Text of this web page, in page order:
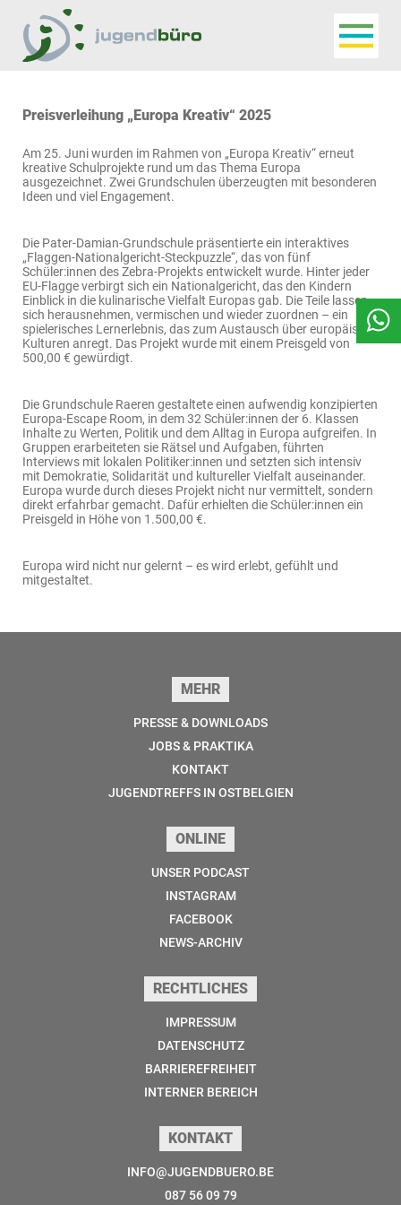
Preisverleihung „Europa Kreativ“ 2025
Am 25. Juni wurden im Rahmen von „Europa Kreativ“ erneut
kreative Schulprojekte rund um das Thema Europa
ausgezeichnet. Zwei Grundschulen überzeugten mit besonderen
Ideen und viel Engagement.
Die Pater-Damian-Grundschule präsentierte ein interaktives
„Flaggen-Nationalgericht-Steckpuzzle“, das von fünf
Schüler:innen des Zebra-Projekts entwickelt wurde. Hinter jeder
EU-Flagge verbirgt sich ein Nationalgericht, das den Kindern
Einblick in die kulinarische Vielfalt Europas gab. Die Teile lassen
sich herausnehmen, vermischen und wieder zuordnen – ein
spielerisches Lernerlebnis, das zum Austausch über europäische
Kulturen anregt. Das Projekt wurde mit einem Preisgeld von
500,00 € gewürdigt.
Die Grundschule Raeren gestaltete einen aufwendig konzipierten
Europa-Escape Room, in dem 32 Schüler:innen der 6. Klassen
Inhalte zu Werten, Politik und dem Alltag in Europa aufgreifen. In
Gruppen erarbeiteten sie Rätsel und Aufgaben, führten
Interviews mit lokalen Politiker:innen und setzten sich intensiv
mit Demokratie, Solidarität und kultureller Vielfalt auseinander.
Europa wurde durch dieses Projekt nicht nur vermittelt, sondern
direkt erfahrbar gemacht. Dafür erhielten die Schüler:innen ein
Preisgeld in Höhe von 1.500,00 €.
Europa wird nicht nur gelernt – es wird erlebt, gefühlt und
mitgestaltet.
MEHR
PRESSE & DOWNLOADS
JOBS & PRAKTIKA
KONTAKT
JUGENDTREFFS IN OSTBELGIEN
ONLINE
UNSER PODCAST
INSTAGRAM
FACEBOOK
NEWS-ARCHIV
RECHTLICHES
IMPRESSUM
DATENSCHUTZ
BARRIEREFREIHEIT
INTERNER BEREICH
KONTAKT
INFO@JUGENDBUERO.BE
087 56 09 79